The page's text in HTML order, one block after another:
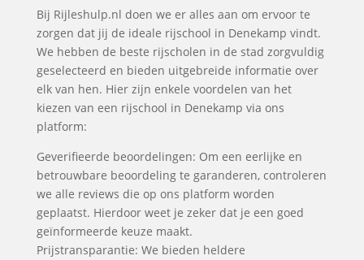
Bij Rijleshulp.nl doen we er alles aan om ervoor te
zorgen dat jij de ideale rijschool in Denekamp vindt.
We hebben de beste rijscholen in de stad zorgvuldig
geselecteerd en bieden uitgebreide informatie over
elk van hen. Hier zijn enkele voordelen van het
kiezen van een rijschool in Denekamp via ons
platform:
Geverifieerde beoordelingen: Om een eerlijke en
betrouwbare beoordeling te garanderen, controleren
we alle reviews die op ons platform worden
geplaatst. Hierdoor weet je zeker dat je een goed
geïnformeerde keuze maakt.
Prijstransparantie: We bieden heldere